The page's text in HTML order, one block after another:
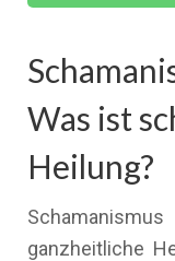
Was ist
Heilung?
ganzheitliche